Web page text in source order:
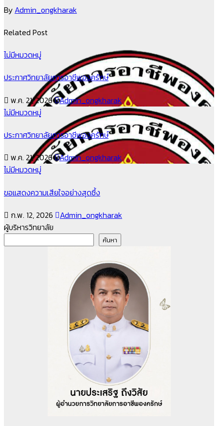
By Admin_ongkharak
Related Post
ไม่มีหมวดหมู่
ประกาศวิทยาลัยการอาชีพองครักษ์
พ.ค. 21, 2026 Admin_ongkharak
ไม่มีหมวดหมู่
ประกาศวิทยาลัยการอาชีพองครักษ์
พ.ค. 21, 2026 Admin_ongkharak
ไม่มีหมวดหมู่
ขอแสดงความเสียใจอย่างสุดซึ้ง
ก.พ. 12, 2026
Admin_ongkharak
ผู้บริหารวิทยาลัย
ค้นหา